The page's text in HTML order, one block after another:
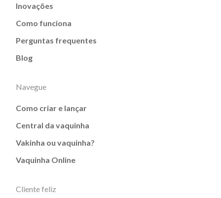
Inovações
Como funciona
Perguntas frequentes
Blog
Navegue
Como criar e lançar
Central da vaquinha
Vakinha ou vaquinha?
Vaquinha Online
Cliente feliz